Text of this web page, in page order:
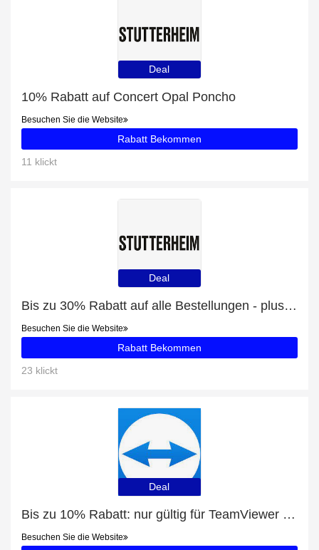
Deal
10% Rabatt auf Concert Opal Poncho
Besuchen Sie die Website
Rabatt Bekommen
11 klickt
Deal
Bis zu 30% Rabatt auf alle Bestellungen - plus Stockholm Opal Women Raincoat mit 19% Rabatt
Besuchen Sie die Website
Rabatt Bekommen
23 klickt
Deal
Bis zu 10% Rabatt: nur gültig für TeamViewer Business
Besuchen Sie die Website